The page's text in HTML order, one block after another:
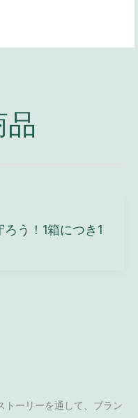
う！1箱につき1
トーリーを通して、ブラン